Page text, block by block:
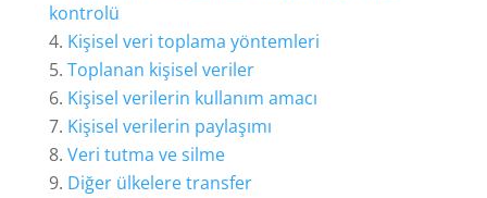
kontrolü
Kişisel veri toplama yöntemleri
Toplanan kişisel veriler
Kişisel verilerin kullanım amacı
Kişisel verilerin paylaşımı
Veri tutma ve silme
Diğer ülkelere transfer